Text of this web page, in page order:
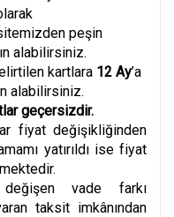
peşin
alabilirsiniz.
kartlara 12 Ay’a
alabilirsiniz.
geçersizdir.
fiyat değişikliğinden
yatırıldı ise fiyat
vade farkı
taksit imkânından